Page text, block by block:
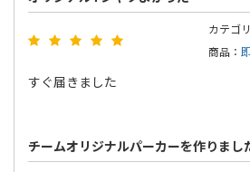
カテゴ
商品：
すぐ届きました
チームオリジナルパーカーを作りまし